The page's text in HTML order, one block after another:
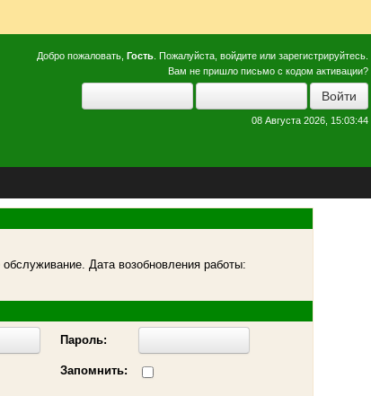
Добро пожаловать, Гость . Пожалуйста, войдите или зарегистрируйтесь
Вам не пришло письмо с кодом активации?
08 Августа 2026, 15:03:44
Дата возобновления работы:
Пароль:
Запомнить: